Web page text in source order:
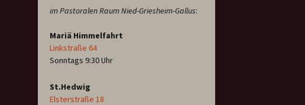
im Pastoralen Raum Nied-Griesheim-Gallus:
Mariä Himmelfahrt
Linkstraße 64
Sonntags 9:30 Uhr
St.Hedwig
Elsterstraße 18